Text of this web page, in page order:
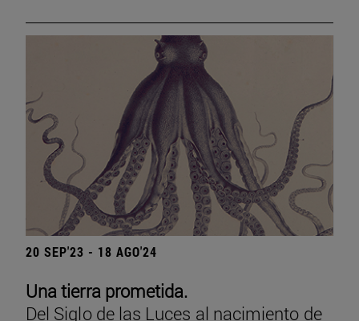
20 SEP'23 - 18 AGO'24
Una tierra prometida.
Del Siglo de las Luces al nacimiento de